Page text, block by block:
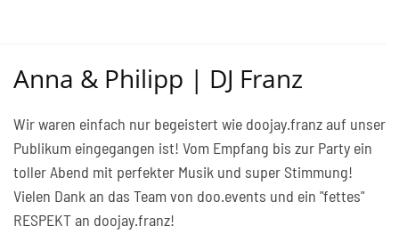
Anna & Philipp | DJ Franz
Wir waren einfach nur begeistert wie doojay.franz auf unser
Publikum eingegangen ist! Vom Empfang bis zur Party ein
toller Abend mit perfekter Musik und super Stimmung!
Vielen Dank an das Team von doo.events und ein "fettes"
RESPEKT an doojay.franz!